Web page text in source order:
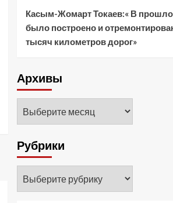
Касым-Жомарт Токаев:« В
было построено и
тысяч километров дорог»
Архивы
Рубрики